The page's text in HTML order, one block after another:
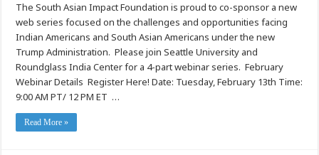
Today:
Indian
Americans
and
the
Trump
Administration
Webinar
Series
The South Asian Impact Foundation is proud to co-sponsor a new
web series focused on the challenges and opportunities facing
Indian Americans and South Asian Americans under the new
Trump Administration. Please join Seattle University and
Roundglass India Center for a 4-part webinar series. February
Webinar Details Register Here! Date: Tuesday, February 13th Time:
9:00 AM PT/ 12 PM ET …
Read More »